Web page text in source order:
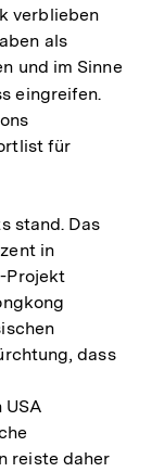
verblieben
als
und im Sinne
eingreifen.
für
stand. Das
in
Projekt
dass
reiste daher